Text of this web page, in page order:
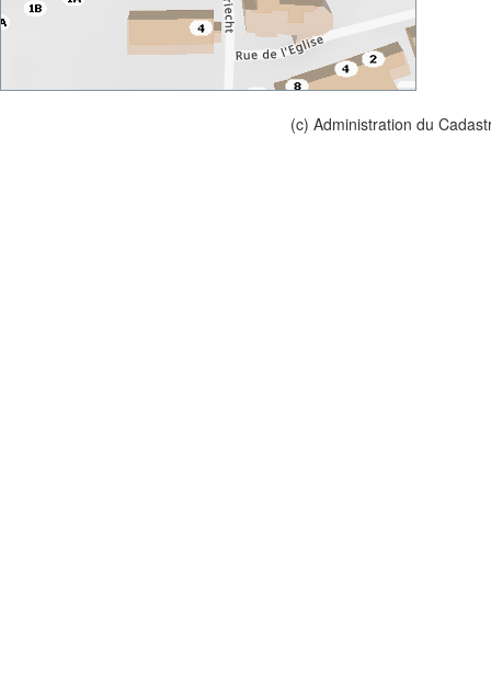
(c) Administration du